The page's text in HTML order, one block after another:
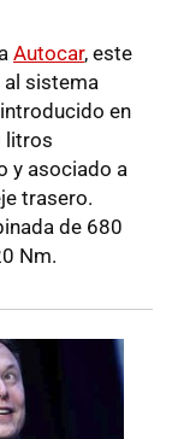
Autocar, este
sistema
en
litros
y asociado a
trasero.
de 680
Nm.